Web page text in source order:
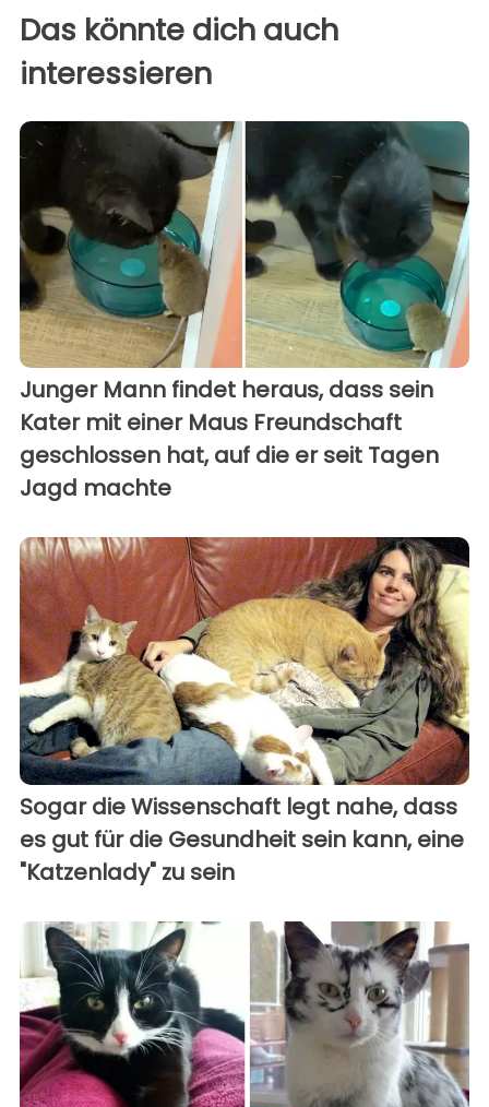
Das könnte dich auch
interessieren
Junger Mann findet heraus, dass sein
Kater mit einer Maus Freundschaft
geschlossen hat, auf die er seit Tagen
Jagd machte
Sogar die Wissenschaft legt nahe, dass
es gut für die Gesundheit sein kann, eine
"Katzenlady" zu sein